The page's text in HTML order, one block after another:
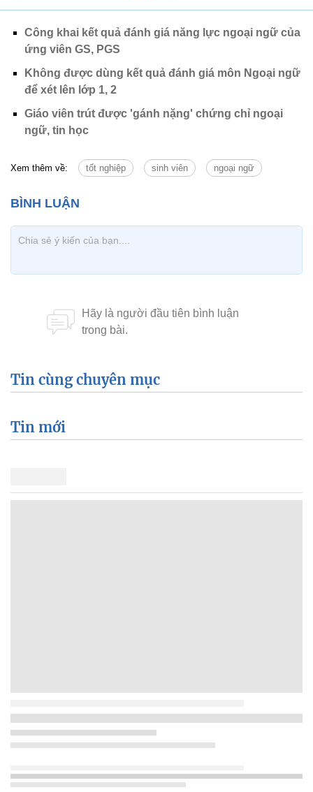
Công khai kết quả đánh giá năng lực ngoại ngữ của
ứng viên GS, PGS
Không được dùng kết quả đánh giá môn Ngoại ngữ
để xét lên lớp 1, 2
Giáo viên trút được 'gánh nặng' chứng chỉ ngoại
ngữ, tin học
Xem thêm về: tốt nghiệp sinh viên ngoại ngữ
Tin cùng chuyên mục
Tin mới